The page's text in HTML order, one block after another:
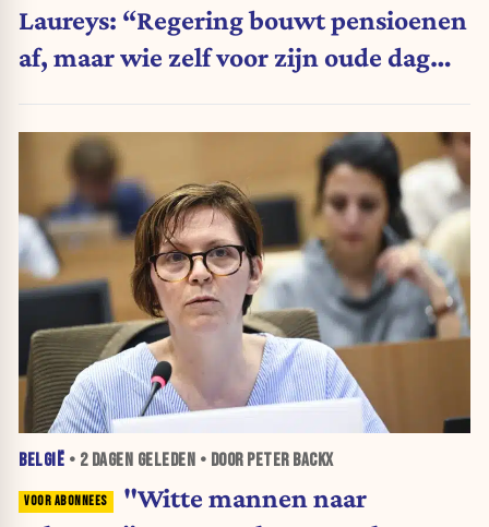
Laureys: “Regering bouwt pensioenen
af, maar wie zelf voor zijn oude dag
BELGIË • 2 DAGEN GELEDEN • DOOR PETER BACKX
"Witte mannen naar